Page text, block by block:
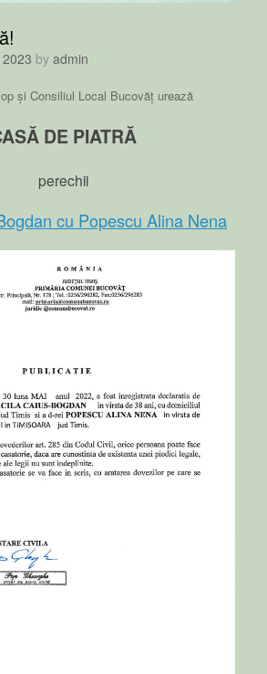
by admin
și Consiliul Local Bucovăț urează
DE PIATRĂ
perechii
cu Popescu Alina Nena